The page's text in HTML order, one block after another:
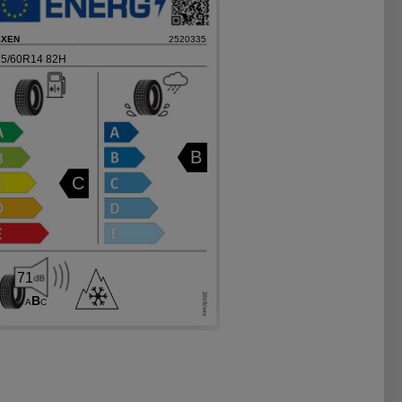
60R14 82H
2520335
C
B
A BC
71